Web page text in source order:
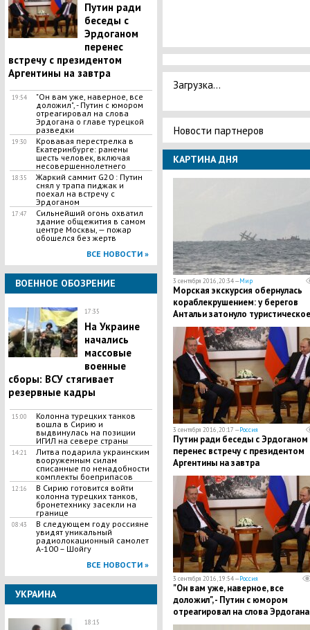
Путин ради
беседы с
Эрдоганом
перенес
встречу с президентом
Аргентины на завтра
19:54
"Он вам уже, наверное, все
доложил", - Путин с юмором
отреагировал на слова
Эрдогана о главе турецкой
разведки
19:30
Кровавая перестрелка в
Екатеринбурге: ранены
шесть человек, включая
несовершеннолетнего
18:35
Жаркий саммит G20 : Путин
снял у трапа пиджак и
поехал на встречу с
Эрдоганом
17:47
Сильнейший огонь охватил
здание общежития в самом
центре Москвы, — пожар
обошелся без жертв
ВСЕ НОВОСТИ »
ВОЕННОЕ ОБОЗРЕНИЕ
17:35
На Украине
начались
массовые
военные
сборы: ВСУ стягивает
резервные кадры
15:00
Колонна турецких танков
вошла в Сирию и
выдвинулась на позиции
ИГИЛ на севере страны
14:21
Литва подарила украинским
вооруженным силам
списанные по ненадобности
комплекты боеприпасов
12:16
В Сирию готовится войти
колонна турецких танков,
бронетехнику засекли на
границе
08:43
В следующем году россияне
увидят уникальный
радиолокационный самолет
А-100 – Шойгу
ВСЕ НОВОСТИ »
УКРАИНА
18:15
Загрузка...
Новости партнеров
КАРТИНА ДНЯ
3 сентября 2016, 20:34 —Мир
Морская экскурсия обернулась
кораблекрушением: у берегов
Антальи затонуло туристическое
судно с десятками пассажиров
3 сентября 2016, 20:17 —Россия
Путин ради беседы с Эрдоганом
перенес встречу с президентом
Аргентины на завтра
3 сентября 2016, 19:54 —Россия
"Он вам уже, наверное, все
доложил", - Путин с юмором
отреагировал на слова
главе турецкой разведки